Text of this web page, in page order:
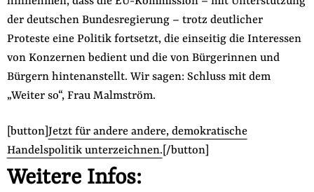
der deutschen Bundesregierung – trotz deutlicher
Proteste eine Politik fortsetzt, die einseitig die Interessen
von Konzernen bedient und die von Bürgerinnen und
Bürgern hintenanstellt. Wir sagen: Schluss mit dem
„Weiter so“, Frau Malmström.
[button] Jetzt für andere andere, demokratische
Handelspolitik unterzeichnen. [/button]
Weitere Infos: